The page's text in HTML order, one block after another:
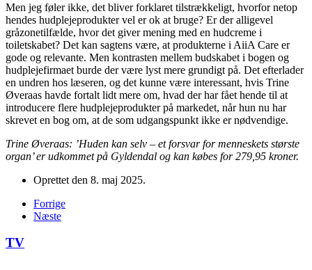
Men jeg føler ikke, det bliver forklaret tilstrækkeligt, hvorfor netop
hendes hudplejeprodukter vel er ok at bruge? Er der alligevel
gråzonetilfælde, hvor det giver mening med en hudcreme i
toiletskabet? Det kan sagtens være, at produkterne i AiiA Care er
gode og relevante. Men kontrasten mellem budskabet i bogen og
hudplejefirmaet burde der være lyst mere grundigt på. Det efterlader
en undren hos læseren, og det kunne være interessant, hvis Trine
Øveraas havde fortalt lidt mere om, hvad der har fået hende til at
introducere flere hudplejeprodukter på markedet, når hun nu har
skrevet en bog om, at de som udgangspunkt ikke er nødvendige.
Trine Øveraas: ’Huden kan selv – et forsvar for menneskets største
organ’ er udkommet på Gyldendal og kan købes for 279,95 kroner.
Oprettet den 8. maj 2025.
Forrige
Næste
TV